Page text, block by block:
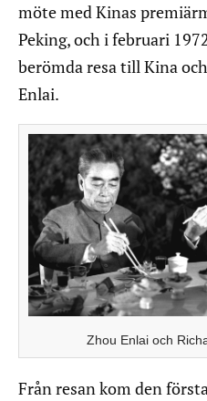
möte med Kinas
Peking, och i februari
berömda resa till Kina
Enlai.
Zhou Enlai och
Från resan kom den